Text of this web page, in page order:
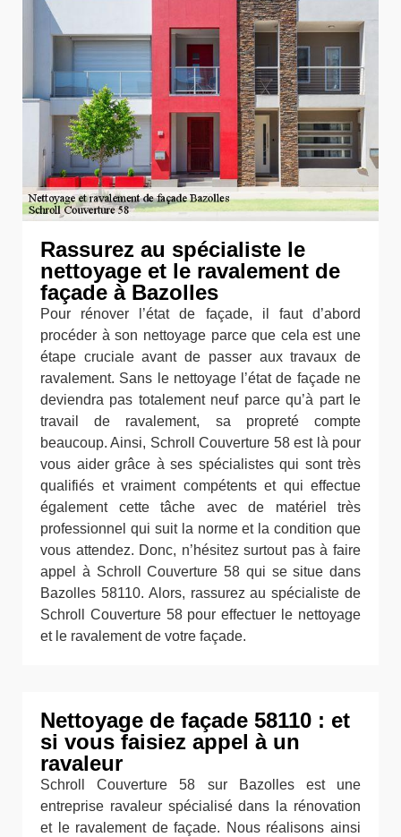
Rassurez au spécialiste le
nettoyage et le ravalement de
façade à Bazolles
Pour rénover l’état de façade, il faut d’abord
procéder à son nettoyage parce que cela est une
étape cruciale avant de passer aux travaux de
ravalement. Sans le nettoyage l’état de façade ne
deviendra pas totalement neuf parce qu’à part le
travail de ravalement, sa propreté compte
beaucoup. Ainsi, Schroll Couverture 58 est là pour
vous aider grâce à ses spécialistes qui sont très
qualifiés et vraiment compétents et qui effectue
également cette tâche avec de matériel très
professionnel qui suit la norme et la condition que
vous attendez. Donc, n’hésitez surtout pas à faire
appel à Schroll Couverture 58 qui se situe dans
Bazolles 58110. Alors, rassurez au spécialiste de
Schroll Couverture 58 pour effectuer le nettoyage
et le ravalement de votre façade.
Nettoyage de façade 58110 : et
si vous faisiez appel à un
ravaleur
Schroll Couverture 58 sur Bazolles est une
entreprise ravaleur spécialisé dans la rénovation
et le ravalement de façade. Nous réalisons ainsi